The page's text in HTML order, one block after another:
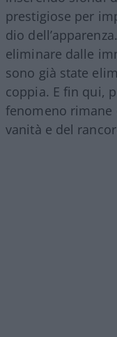
prestigiose per
dio
eliminare dalle
sono già state
coppia. E fin qui,
fenomeno rimane
vanità e del